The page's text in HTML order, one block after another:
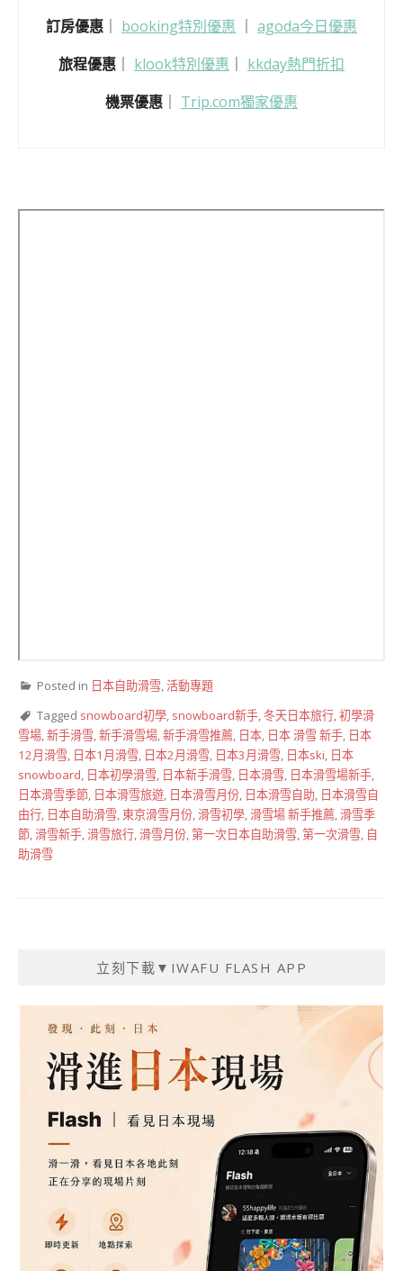
訂房優惠 booking特別優惠
agoda今日優惠
旅程優惠
klook特別優惠
kkday熱門折扣
機票優惠
Trip.com獨家優惠
Posted in 日本自助滑雪,活動專題
Tagged snowboard初學, snowboard新手,冬天日本旅行,初學滑
雪場,新手滑雪,新手滑雪場,新手滑雪推薦, 日本, 日本 滑雪 新手, 日本
12月滑雪, 日本1月滑雪, 日本2月滑雪, 日本3月滑雪, 日本ski, 日本
snowboard, 日本初學滑雪, 日本新手滑雪, 日本滑雪, 日本滑雪場新手,
日本滑雪季節, 日本滑雪旅遊, 日本滑雪月份, 日本滑雪自助, 日本滑雪自
由行, 日本自助滑雪, 東京滑雪月份,滑雪初學,滑雪場 新手推薦,滑雪季
節,滑雪新手,滑雪旅行,滑雪月份,第一次日本自助滑雪,第一次滑雪, 自
助滑雪
立刻下載▼IWAFU FLASH APP